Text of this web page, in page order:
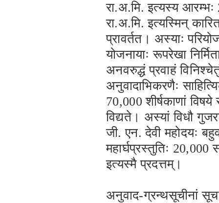
रा.अ.मि. इत्यस्य
रा.अ.मि. इत्यस्मिन्
प्रावर्तत। अस्याः
योजनायाः रूपरेखा
अनवरुद्धं प्रवाहं
अनुवादाभिकरणैः
70,000 शीर्षकाणां
विद्यते। अस्यां विधौ
जी. एन. देवी महोदयः
महार्घप्रस्तुतिः 20,000
इत्यस्मै प्रदत्तम्।
अनुवाद-ग्रन्थसूचीनां